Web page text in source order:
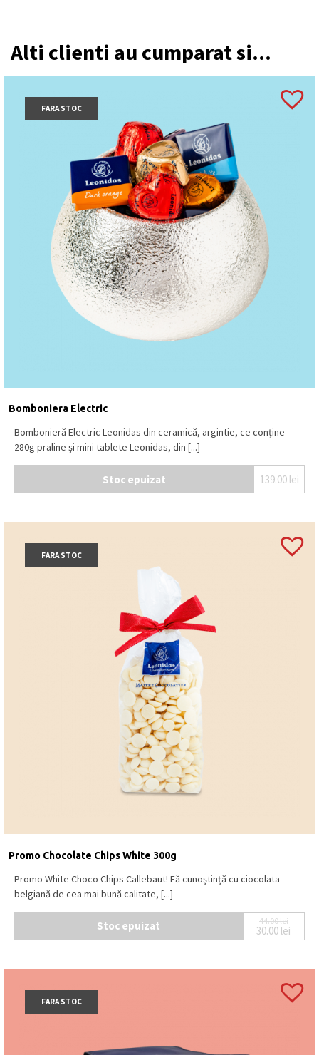
Alti clienti au cumparat si...
FARA STOC
Bomboniera Electric
Bombonieră Electric Leonidas din ceramică, argintie, ce conține
280g praline și mini tablete Leonidas, din [...]
Stoc epuizat 139.00 lei
FARA STOC
Promo Chocolate Chips White 300g
Promo White Choco Chips Callebaut! Fă cunoștință cu ciocolata
belgiană de cea mai bună calitate, [...]
Stoc epuizat 44.00lei
Prețul
30.00 lei
Prețul
FARA STOC